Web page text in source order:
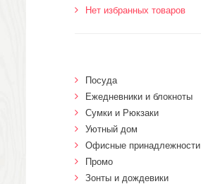
Нет избранных товаров
Посуда
Ежедневники и блокноты
Сумки и Рюкзаки
Уютный дом
Офисные принадлежности
Промо
Зонты и дождевики